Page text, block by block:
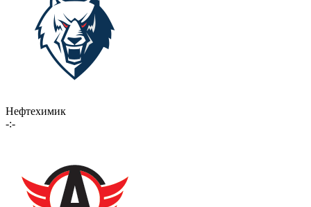
Нефтехимик
-:-